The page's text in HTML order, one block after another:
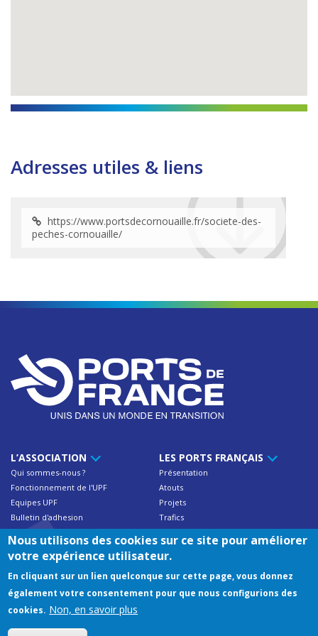
Adresses utiles & liens
https://www.portsdecornouaille.fr/societe-des-
peches-cornouaille/
L’ASSOCIATION
Qui sommes-nous ?
Fonctionnement de l'UPF
Equipes UPF
Bulletin d'adhesion
Contact
LES PORTS FRANÇAIS
Présentation
Atouts
Projets
Trafics
NOS ADHÉRENTS
Annuaire des membres
Adresses utiles & liens
RESSOURCES
Publications
Nous utilisons des cookies sur ce site pour améliorer
votre expérience utilisateur.
En cliquant sur un lien quelconque sur cette page, vous donnez
également votre consentement pour que nous configurions des
cookies. Non, en savoir plus